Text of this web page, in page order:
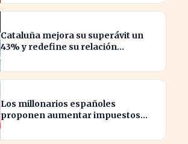
Cataluña mejora su superávit un
43% y redefine su relación
Los millonarios españoles
proponen aumentar impuestos
económica